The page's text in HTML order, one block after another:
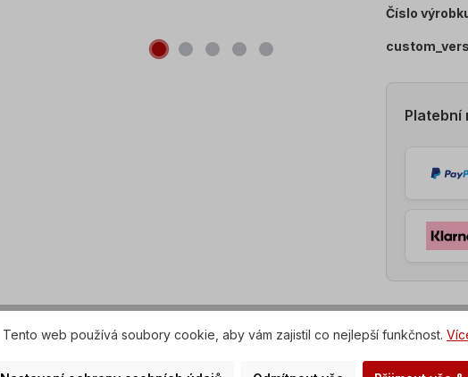
Číslo
Platební
Tento web používá soubory cookie, aby vám zajistil co nejlepší funkčnost.